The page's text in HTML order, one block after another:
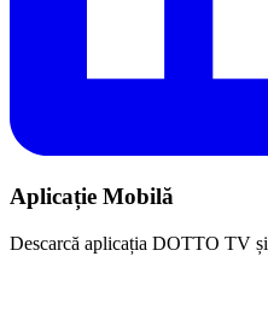
Aplicație Mobilă
Descarcă aplicația DOTTO TV